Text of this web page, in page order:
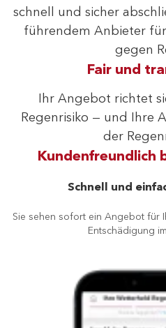
schnell und sicher
führendem Anbieter
gegen
Fair und
Ihr Angebot richtet
Regenrisiko — und Ihre
der
Kundenfreundlich
Schnell und
Sie sehen sofort ein Angebot für
Entschädigung